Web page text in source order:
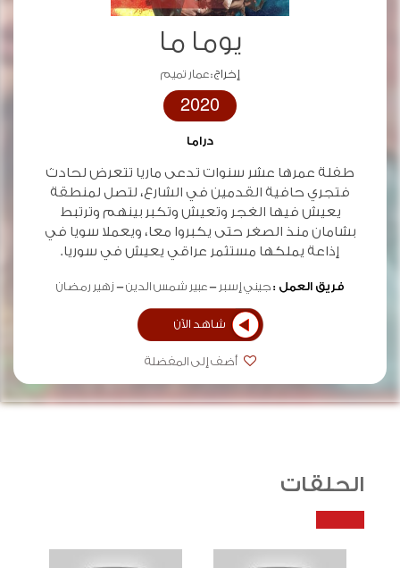
يوما ما
إخراج :عمار تميم
2020
دراما
طفلة عمرها عشر سنوات تدعى ماريا تتعرض لحادث
فتجري حافية القدمين في الشارع، لتصل لمنطقة
يعيش فيها الغجر وتعيش وتكبر بينهم وترتبط
بشامان منذ الصغر حتى يكبروا معا، ويعملا سويا في
إذاعة يملكها مستثمر عراقي يعيش في سوريا.
فريق العمل :جيني إسبر عبير شمس الدين زهير رمضان
شاهد الآن
أضف إلى المفضلة
الحلقات